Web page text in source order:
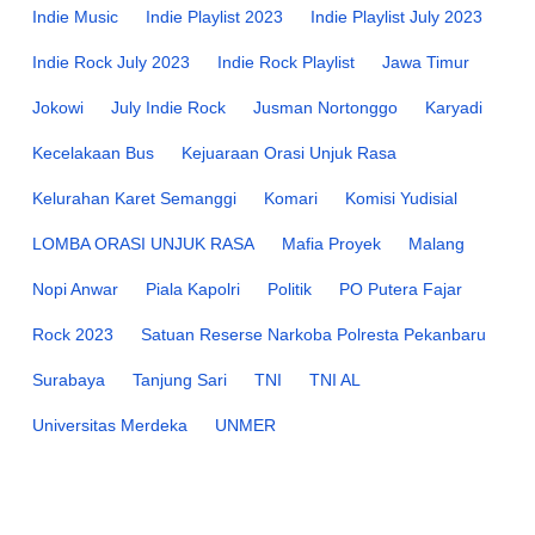
Indie Music Indie Playlist 2023 Indie Playlist July 2023
Indie Rock July 2023 Indie Rock Playlist Jawa Timur
Jokowi July Indie Rock Jusman Nortonggo Karyadi
Kecelakaan Bus Kejuaraan Orasi Unjuk Rasa
Kelurahan Karet Semanggi Komari Komisi Yudisial
LOMBA ORASI UNJUK RASA Mafia Proyek Malang
Nopi Anwar Piala Kapolri Politik PO Putera Fajar
Rock 2023 Satuan Reserse Narkoba Polresta Pekanbaru
Surabaya Tanjung Sari TNI TNI AL
Universitas Merdeka UNMER